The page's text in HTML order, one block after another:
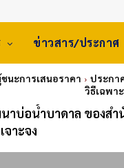
ข่าวสาร/ประกาศ
นะการเสนอราคา
ประกา
วิธีเฉพา
าบ่อน้ำบาดาล ของส
เจาะจง